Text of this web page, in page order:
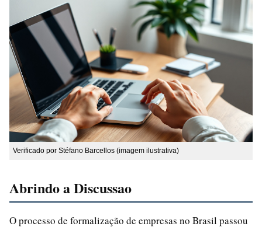
Verificado por Stéfano Barcellos (imagem ilustrativa)
Abrindo a Discussao
O processo de formalização de empresas no Brasil passou